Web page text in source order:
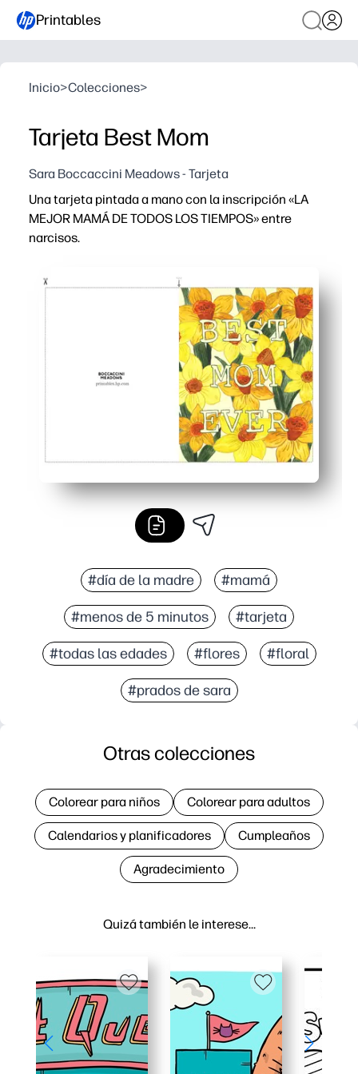
Printables
Inicio>Colecciones>
Tarjeta Best Mom
Sara Boccaccini Meadows - Tarjeta
Una tarjeta pintada a mano con la inscripción «LA
MEJOR MAMÁ DE TODOS LOS TIEMPOS» entre
narcisos.
Imprima en casa en cuestión de minutos: una página
Los narcisos pintados a mano dan un aspecto cálido y
Perfecto para el Día de la Madre, cumpleaños o
Complementos aptos para niños: permite que los
#día de la madre #mamá
#menos de 5 minutos #tarjeta
#todas las edades #flores #floral
#prados de sara
Quizá también le interese…
Otras colecciones
Colorear para niños Colorear para adultos
Calendarios y planificadores Cumpleaños
Agradecimiento